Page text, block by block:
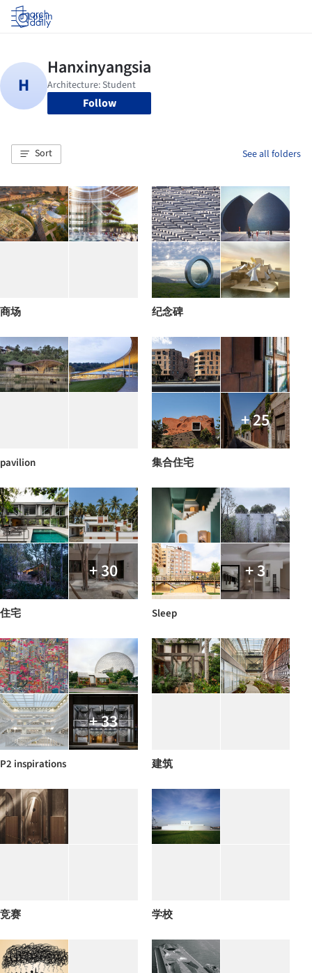
Log in
Follow
Sort See all folders
商场 纪念碑
pavilion
+ 25
集合住宅
+ 30
住宅
+ 3
Sleep
+ 33
P2 inspirations 建筑
竞赛 学校